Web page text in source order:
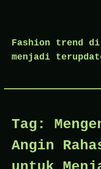
content
Fashion trend
menjadi
Tag:
Angin